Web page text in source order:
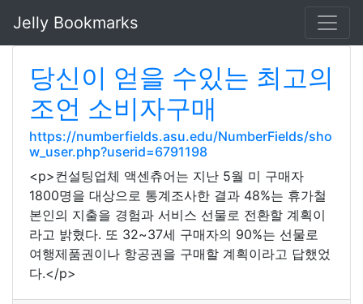
Jelly Bookmarks
당신이 얻을 수있는 최고의
조언 소비자구매
https://numberfields.asu.edu/NumberFields/sho
w_user.php?userid=6791198
<p>컨설팅업체 액센츄어는 지난 5월 미 구매자
1800명을 대상으로 통계조사한 결과 48%는 휴가철
본인의 지출을 경험과 서비스 선물로 전환할 계획이
라고 밝혔다. 또 32~37세 구매자의 90%는 선물로
여행제품권이나 항공권을 구매할 계획이라고 답했었
다.</p>